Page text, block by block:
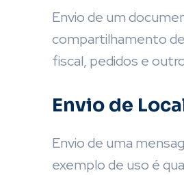
Envio de um
compartilhamento
fiscal, pedidos e
Envio de
Envio de uma
exemplo de uso é